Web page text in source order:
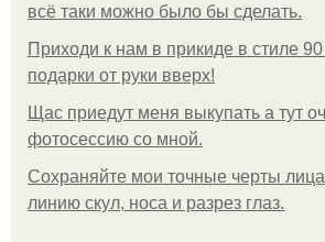
всё таки можно было бы сделать.
Приходи к нам в прикиде в стиле
подарки от руки вверх!
Щас приедут меня выкупать а тут
фотосессию со мной.
Сохраняйте мои точные черты
линию скул, носа и разрез глаз.